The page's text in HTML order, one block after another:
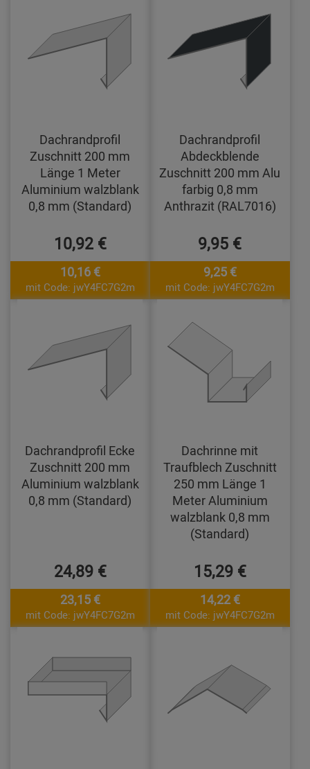
Dachrandprofil
Zuschnitt 200 mm
Länge 1 Meter
Aluminium walzblank
0,8 mm (Standard)
10,92 €
10,16 €
mit Code: jwY4FC7G2m
Dachrandprofil
Abdeckblende
Zuschnitt 200 mm Alu
farbig 0,8 mm
Anthrazit (RAL7016)
9,95 €
9,25 €
mit Code: jwY4FC7G2m
Dachrandprofil Ecke
Zuschnitt 200 mm
Aluminium walzblank
0,8 mm (Standard)
24,89 €
23,15 €
mit Code: jwY4FC7G2m
Dachrinne mit
Traufblech Zuschnitt
250 mm Länge 1
Meter Aluminium
walzblank 0,8 mm
(Standard)
15,29 €
14,22 €
mit Code: jwY4FC7G2m